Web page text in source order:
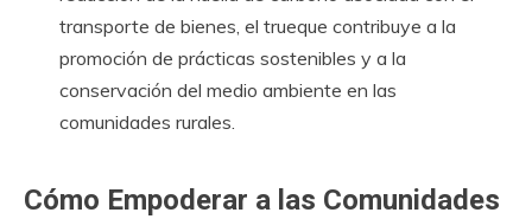
transporte de bienes, el trueque contribuye a la
promoción de prácticas sostenibles y a la
conservación del medio ambiente en las
comunidades rurales.
Cómo Empoderar a las Comunidades